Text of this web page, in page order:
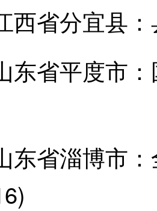
省分宜县：
省平度市：
省淄博市：